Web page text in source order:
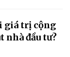
giá trị cộng
nhà đầu tư?